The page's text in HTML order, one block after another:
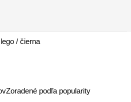
/ čierna
Zoradené podľa popularity